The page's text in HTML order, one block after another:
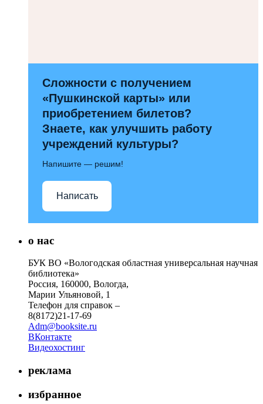
Сложности с получением
«Пушкинской карты» или
приобретением билетов?
Знаете, как улучшить работу
учреждений культуры?
Напишите — решим!
Написать
о нас
БУК ВО «Вологодская областная универсальная научная
библиотека»
Россия, 160000, Вологда,
Марии Ульяновой, 1
Телефон для справок –
8(8172)21-17-69
Adm@booksite.ru
ВКонтакте
Видеохостинг
реклама
избранное